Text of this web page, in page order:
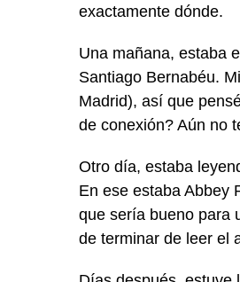
exactamente dónde.
Una mañana, estaba
Santiago Bernabéu.
Madrid), así que
de conexión? Aún no
Otro día, estaba
En ese estaba Abbey
que sería bueno para
de terminar de leer el